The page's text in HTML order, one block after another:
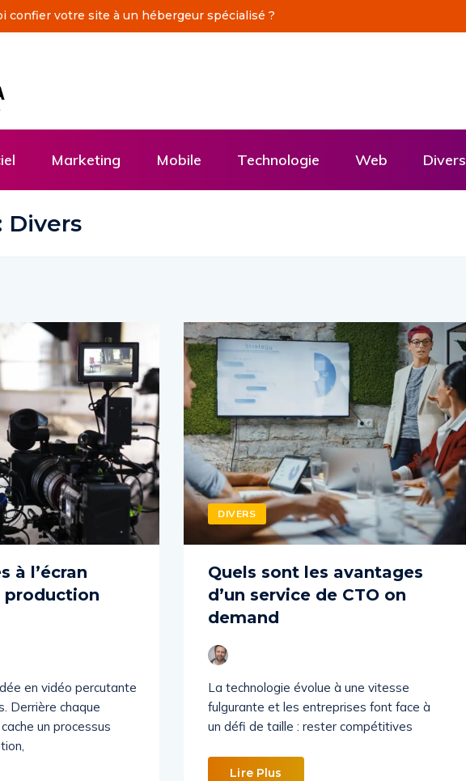
à l’écran grâce à une production vidéo professionnelle
Marketing Mobile Technologie Web Divers
Divers
à l’écran
production
en vidéo percutante
Derrière chaque
un processus
DIVERS
Quels sont les avantages
d’un service de CTO on
demand
La technologie évolue à une vitesse
fulgurante et les entreprises font face à
un défi de taille : rester compétitives
Lire Plus